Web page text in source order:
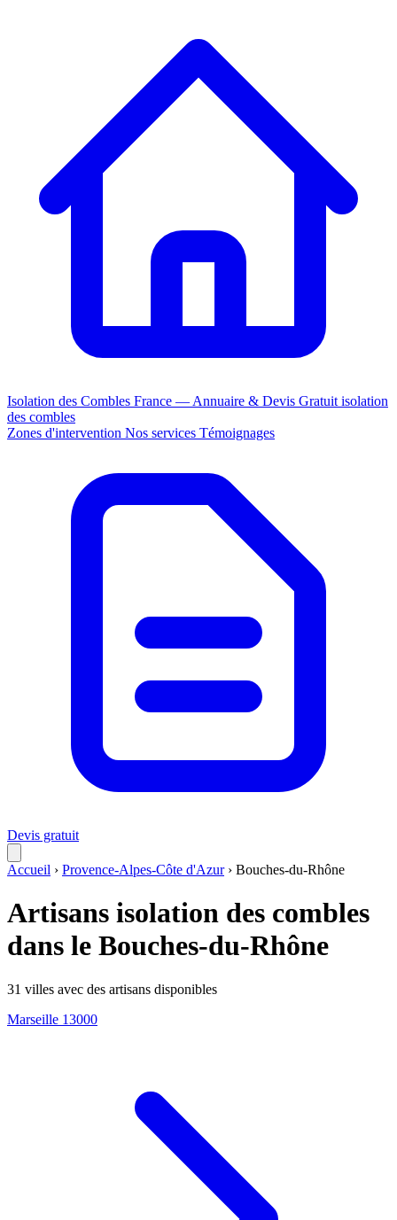
Isolation des Combles France — Annuaire & Devis Gratuit isolation
des combles
Zones d'intervention Nos services Témoignages
Devis gratuit
Accueil › Provence-Alpes-Côte d'Azur › Bouches-du-Rhône
Artisans isolation des combles
dans le Bouches-du-Rhône
31 villes avec des artisans disponibles
Marseille 13000